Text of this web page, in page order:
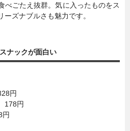
べごたえ抜群。気に入ったものをス
ーズナブルさも魅力です。
ナックが面白い
円
178円